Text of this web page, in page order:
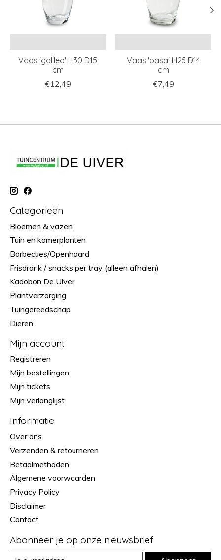
Vaas 'galileo' H30 D15
cm
€12,49
Vaas 'pasa' H25 D14
cm
€7,49
Categorieën
Bloemen & vazen
Tuin en kamerplanten
Barbecues/Openhaard
Frisdrank / snacks per tray (alleen afhalen)
Kadobon De Uiver
Plantverzorging
Tuingereedschap
Dieren
Mijn account
Registreren
Mijn bestellingen
Mijn tickets
Mijn verlanglijst
Informatie
Over ons
Verzenden & retourneren
Betaalmethoden
Algemene voorwaarden
Privacy Policy
Disclaimer
Contact
Abonneer je op onze nieuwsbrief